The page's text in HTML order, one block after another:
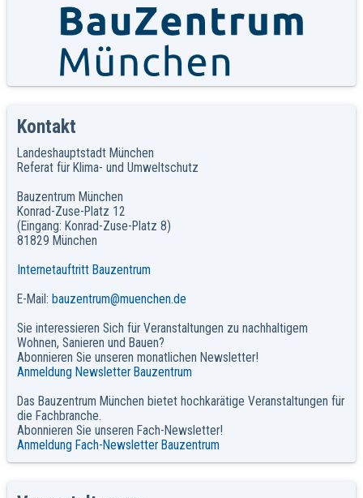
Kontakt
Landeshauptstadt München
Referat für Klima- und Umweltschutz
Bauzentrum München
Konrad-Zuse-Platz 12
(Eingang: Konrad-Zuse-Platz 8)
81829 München
Internetauftritt Bauzentrum
E-Mail: bauzentrum@muenchen.de
Sie interessieren Sich für Veranstaltungen zu nachhaltigem
Wohnen, Sanieren und Bauen?
Abonnieren Sie unseren monatlichen Newsletter!
Anmeldung Newsletter Bauzentrum
Das Bauzentrum München bietet hochkarätige Veranstaltungen für
die Fachbranche.
Abonnieren Sie unseren Fach-Newsletter!
Anmeldung Fach-Newsletter Bauzentrum